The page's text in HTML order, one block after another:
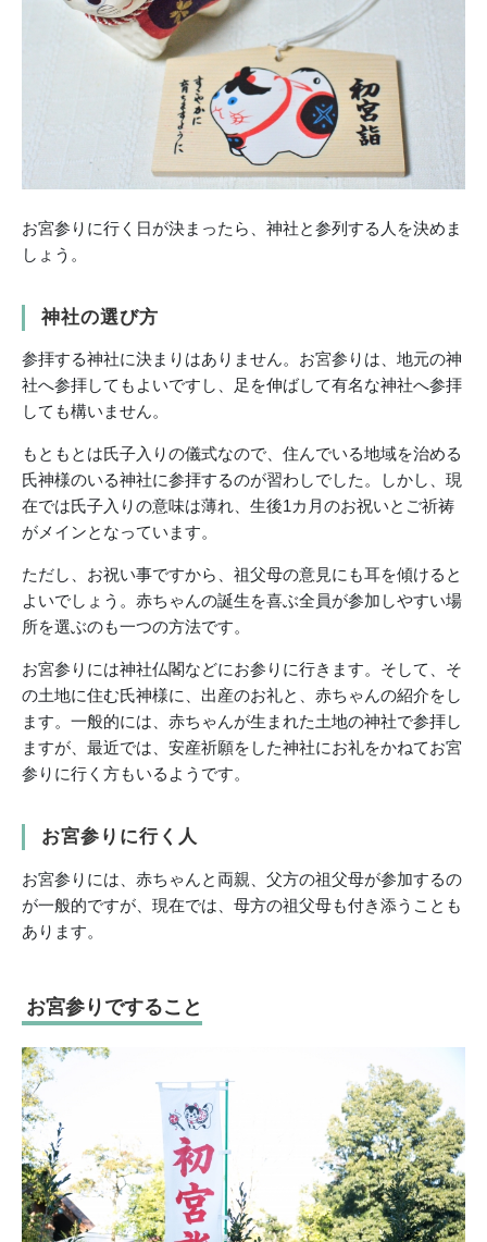
お宮参りに行く日が決まったら、神社と参列する人を決めま
しょう。
神社の選び方
参拝する神社に決まりはありません。お宮参りは、地元の神
社へ参拝してもよいですし、足を伸ばして有名な神社へ参拝
しても構いません。
もともとは氏子入りの儀式なので、住んでいる地域を治める
氏神様のいる神社に参拝するのが習わしでした。しかし、現
在では氏子入りの意味は薄れ、生後1カ月のお祝いとご祈祷
がメインとなっています。
ただし、お祝い事ですから、祖父母の意見にも耳を傾けると
よいでしょう。赤ちゃんの誕生を喜ぶ全員が参加しやすい場
所を選ぶのも一つの方法です。
お宮参りには神社仏閣などにお参りに行きます。そして、そ
の土地に住む氏神様に、出産のお礼と、赤ちゃんの紹介をし
ます。一般的には、赤ちゃんが生まれた土地の神社で参拝し
ますが、最近では、安産祈願をした神社にお礼をかねてお宮
参りに行く方もいるようです。
お宮参りに行く人
お宮参りには、赤ちゃんと両親、父方の祖父母が参加するの
が一般的ですが、現在では、母方の祖父母も付き添うことも
あります。
お宮参りですること